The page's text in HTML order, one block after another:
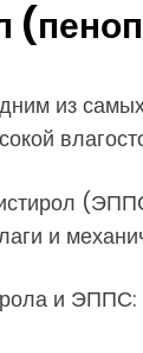
из
и
и ЭППС: